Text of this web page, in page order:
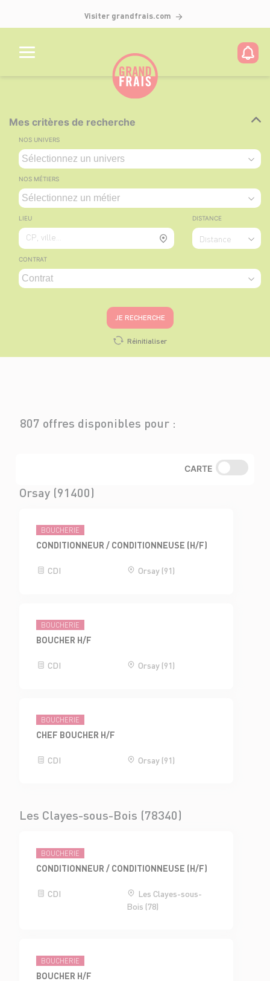
Visiter grandfrais.com
Mes critères de recherche
NOS UNIVERS
NOS MÉTIERS
LIEU
CP, ville...
DISTANCE
Distance
CONTRAT
JE RECHERCHE
Réinitialiser
807 offres disponibles pour :
CARTE
Orsay (91400)
BOUCHERIE
CONDITIONNEUR / CONDITIONNEUSE (H/F)
CDI Orsay (91)
BOUCHERIE
BOUCHER H/F
CDI Orsay (91)
BOUCHERIE
CHEF BOUCHER H/F
CDI Orsay (91)
Les Clayes-sous-Bois (78340)
BOUCHERIE
CONDITIONNEUR / CONDITIONNEUSE (H/F)
CDI
Les Clayes-sous-
Bois (78)
BOUCHERIE
BOUCHER H/F